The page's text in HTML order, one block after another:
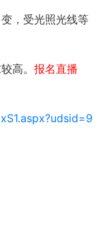
，受光照光线等
高。 报名直播